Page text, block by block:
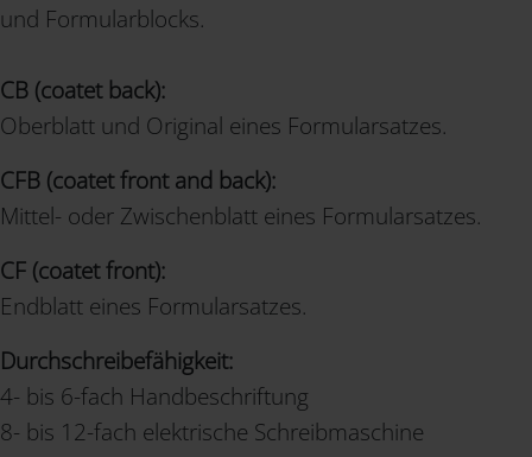
und Formularblocks.
CB (coatet back):
Oberblatt und Original eines Formularsatzes.
CFB (coatet front and back):
Mittel- oder Zwischenblatt eines Formularsatzes.
CF (coatet front):
Endblatt eines Formularsatzes.
Durchschreibefähigkeit:
4- bis 6-fach Handbeschriftung
8- bis 12-fach elektrische Schreibmaschine